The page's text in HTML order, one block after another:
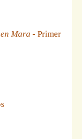
Mara - Primer